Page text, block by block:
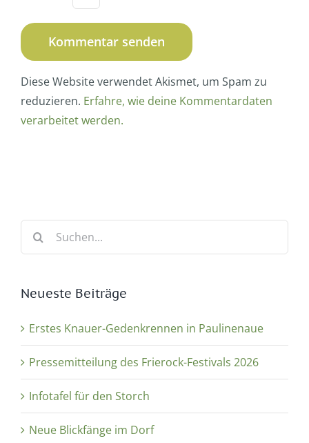
Diese Website verwendet Akismet, um Spam zu
reduzieren. Erfahre, wie deine Kommentardaten
verarbeitet werden.
Suche
Neueste Beiträge
Erstes Knauer-Gedenkrennen in Paulinenaue
Pressemitteilung des Frierock-Festivals 2026
Infotafel für den Storch
Neue Blickfänge im Dorf